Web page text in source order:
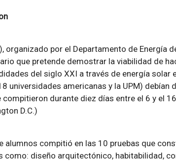
organizado por el Departamento de Energía
que pretende demostrar la viabilidad de
del siglo XXI a través de energía solar
universidades americanas y la UPM) debían
durante diez días entre el 6 y el
D.C.)
alumnos compitió en las 10 pruebas que
como: diseño arquitectónico, habitabilidad,